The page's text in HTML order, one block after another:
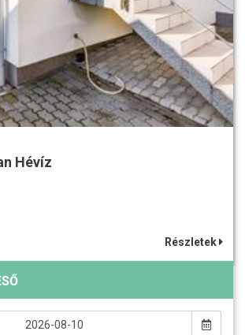
Hévíz
Részletek